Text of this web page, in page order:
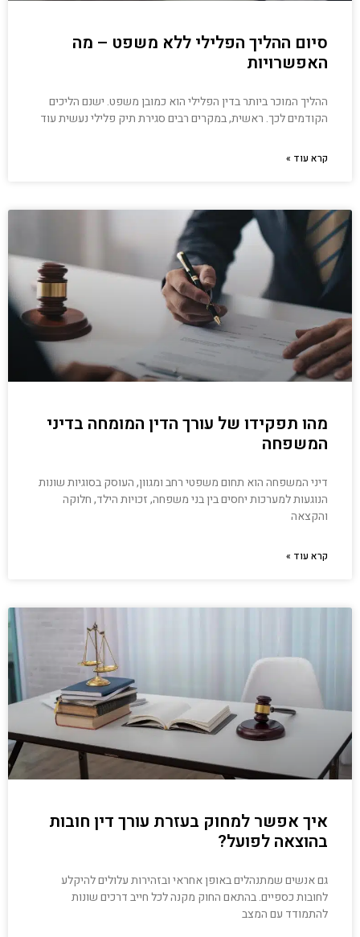
סיום ההליך הפלילי ללא משפט – מה
האפשרויות
ההליך המוכר ביותר בדין הפלילי הוא כמובן משפט. ישנם הליכים
הקודמים לכך. ראשית, במקרים רבים סגירת תיק פלילי נעשית עוד
קרא עוד »
מהו תפקידו של עורך הדין המומחה בדיני
המשפחה
דיני המשפחה הוא תחום משפטי רחב ומגוון, העוסק בסוגיות שונות
הנוגעות למערכות יחסים בין בני משפחה, זכויות הילד, חלוקה
והקצאה
קרא עוד »
איך אפשר למחוק בעזרת עורך דין חובות
בהוצאה לפועל?
גם אנשים שמתנהלים באופן אחראי ובזהירות עלולים להיקלע
לחובות כספיים. בהתאם החוק מקנה לכל חייב דרכים שונות
להתמודד עם המצב